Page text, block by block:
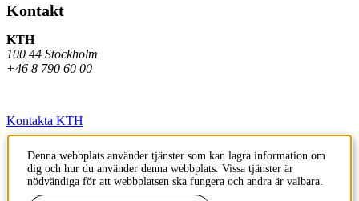
Kontakt
KTH
100 44 Stockholm
+46 8 790 60 00
Kontakta KTH
Jobba på KTH
Press och media
Denna webbplats använder tjänster som kan lagra information om
dig och hur du använder denna webbplats. Vissa tjänster är
nödvändiga för att webbplatsen ska fungera och andra är valbara.